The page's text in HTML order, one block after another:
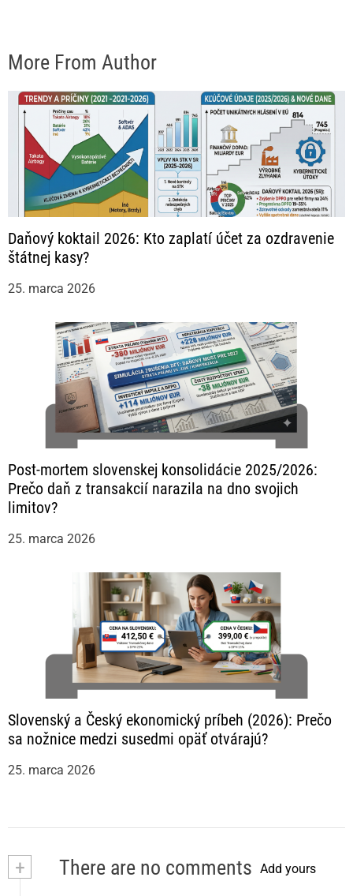
More From Author
Daňový koktail 2026: Kto zaplatí účet za ozdravenie
štátnej kasy?
25. marca 2026
Post-mortem slovenskej konsolidácie 2025/2026:
Prečo daň z transakcií narazila na dno svojich
limitov?
25. marca 2026
Slovenský a Český ekonomický príbeh (2026): Prečo
sa nožnice medzi susedmi opäť otvárajú?
25. marca 2026
+ There are no comments Add yours